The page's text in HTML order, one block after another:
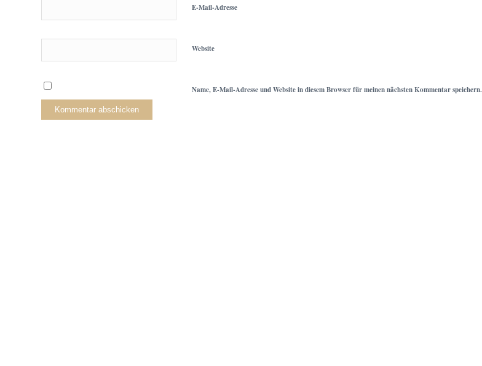
E-Mail-Adresse
Website
Name, E-Mail-Adresse und Website in diesem Browser für meinen nächsten Kommentar speichern.